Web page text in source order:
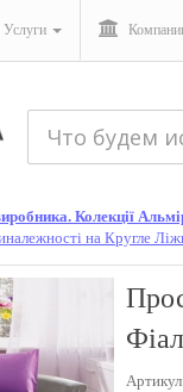
Услуги
Колекції
на Кругле